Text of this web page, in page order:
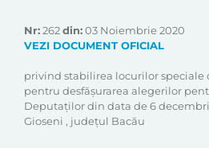
Nr:262din:03 Noiembrie 2020
VEZI DOCUMENT OFICIAL
privind stabilirea locurilor speciale
pentru desfășurarea alegerilor
Deputaților din data de 6
Gioseni , județul Bacău